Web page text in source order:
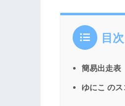
目次
簡易出走表
ゆにこ のス